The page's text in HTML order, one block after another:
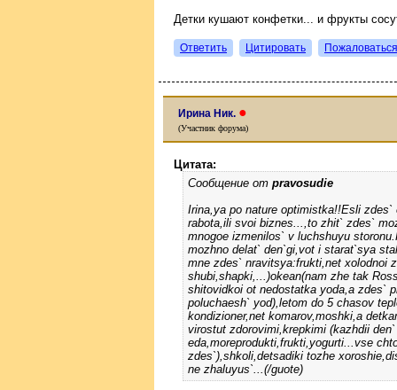
Детки кушают конфетки... и фрукты
Ответить Цитировать Пожаловаться
Ирина Ник. ●
(Участник форума)
Цитата:
Сообщение от pravosudie
Irina,ya po nature optimistka!!Esli
rabota,ili svoi biznes...,to zhit` zdes`
mnogoe izmenilos` v luchshuyu
mozhno delat` den`gi,vot i starat`sya
mne zdes` nravitsya:frukti,net xolodnoi
shubi,shapki,...)okean(nam zhe tak
shitovidkoi ot nedostatka yoda,a zdes`
poluchaesh` yod),letom do 5 chasov
kondizioner,net komarov,moshki,a
virostut zdorovimi,krepkimi (kazhdii
eda,moreprodukti,frukti,yogurti...vse
zdes`),shkoli,detsadiki tozhe
ne zhaluyus`...(/guote)